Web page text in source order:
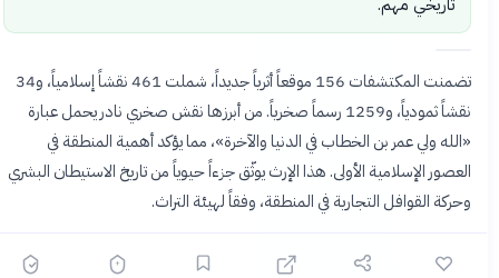
تضمنت المكتشفات 156 موقعاً أثرياً جديداً، شملت 461 نقشاً إسلامياً، و34
نقشاً ثمودياً، و1259 رسماً صخرياً. من أبرزها نقش صخري نادر يحمل عبارة
«الله ولي عمر بن الخطاب في الدنيا والآخرة»، مما يؤكد أهمية المنطقة في
العصور الإسلامية الأولى. هذا الإرث يوثّق جزءاً حيوياً من تاريخ الاستيطان البشري
وحركة القوافل التجارية في المنطقة، وفقاً لهيئة التراث.